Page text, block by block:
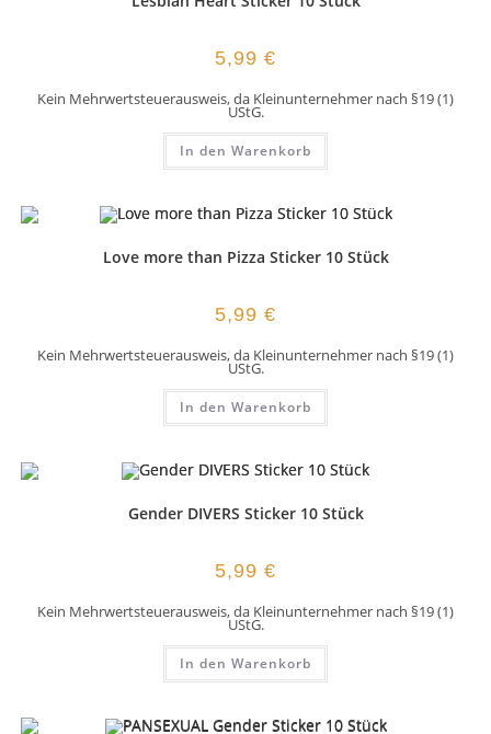
5,99 €
Kein Mehrwertsteuerausweis, da Kleinunternehmer nach §19 (1)
UStG.
In den Warenkorb
Love more than Pizza Sticker 10 Stück
5,99 €
Kein Mehrwertsteuerausweis, da Kleinunternehmer nach §19 (1)
UStG.
In den Warenkorb
Gender DIVERS Sticker 10 Stück
5,99 €
Kein Mehrwertsteuerausweis, da Kleinunternehmer nach §19 (1)
UStG.
In den Warenkorb